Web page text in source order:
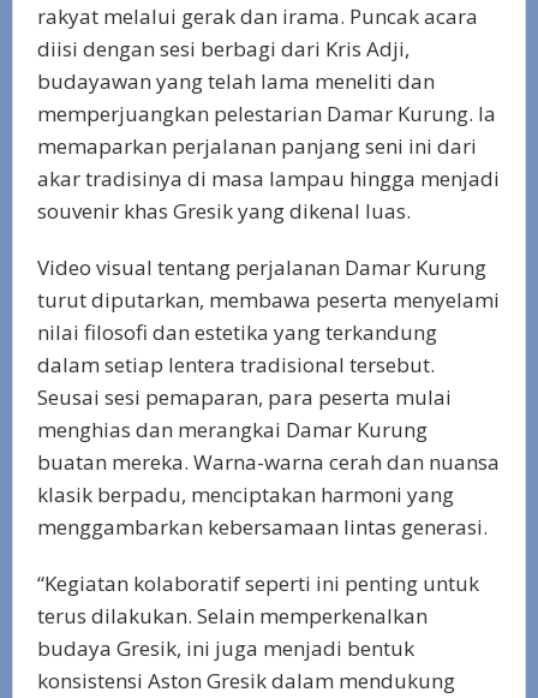
rakyat melalui gerak dan irama. Puncak acara
diisi dengan sesi berbagi dari Kris Adji,
budayawan yang telah lama meneliti dan
memperjuangkan pelestarian Damar Kurung. la
memaparkan perjalanan panjang seni ini dari
akar tradisinya di masa lampau hingga menjadi
souvenir khas Gresik yang dikenal luas.
Video visual tentang perjalanan Damar Kurung
turut diputarkan, membawa peserta menyelami
nilai filosofi dan estetika yang terkandung
dalam setiap lentera tradisional tersebut.
Seusai sesi pemaparan, para peserta mulai
menghias dan merangkai Damar Kurung
buatan mereka. Warna-warna cerah dan nuansa
klasik berpadu, menciptakan harmoni yang
menggambarkan kebersamaan lintas generasi.
“Kegiatan kolaboratif seperti ini penting untuk
terus dilakukan. Selain memperkenalkan
budaya Gresik, ini juga menjadi bentuk
konsistensi Aston Gresik dalam mendukung